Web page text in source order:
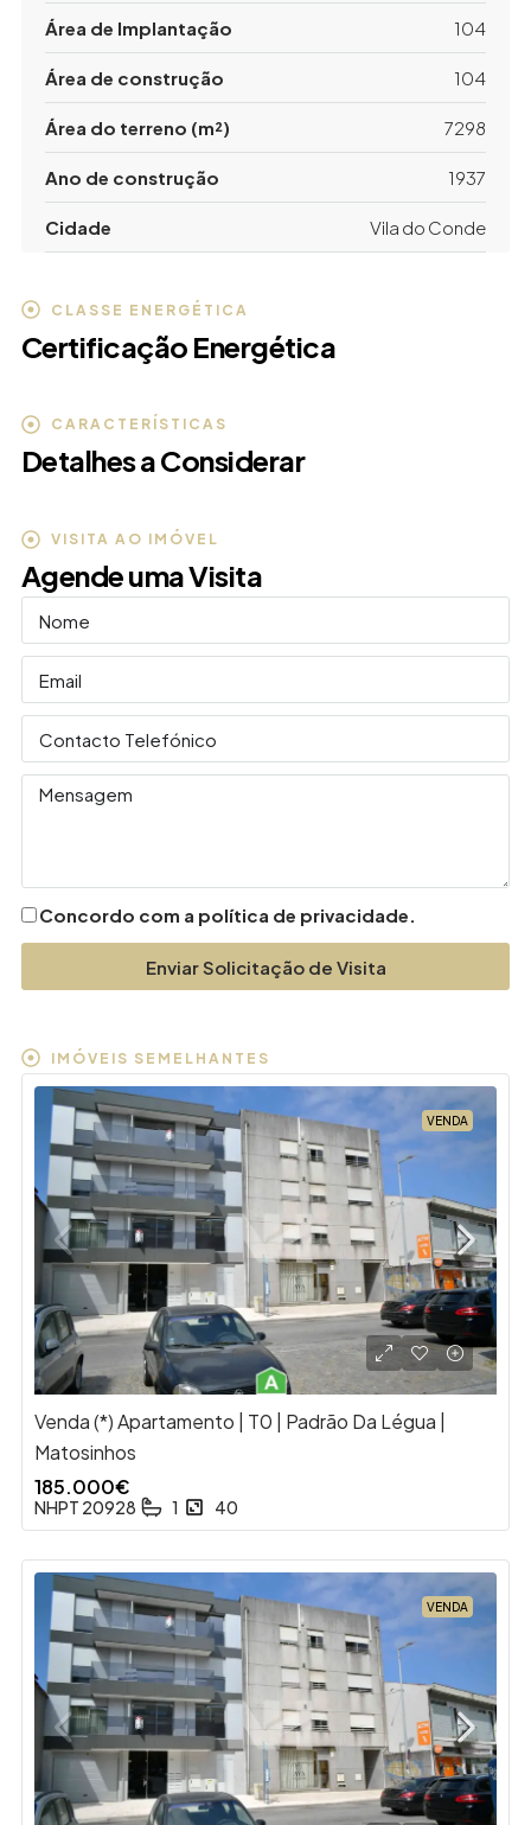
Área de Implantação 104
Área de construção 104
Área do terreno (m²) 7298
Ano de construção 1937
Cidade Vila do Conde
CLASSE ENERGÉTICA
Certificação Energética
CARACTERÍSTICAS
Detalhes a Considerar
VISITA AO IMÓVEL
Agende uma Visita
Concordo com a política de privacidade.
Enviar Solicitação de Visita
IMÓVEIS SEMELHANTES
VENDA
Venda (*) Apartamento | T0 | Padrão Da Légua |
Matosinhos
185.000€
NHPT 20928 1 40
VENDA